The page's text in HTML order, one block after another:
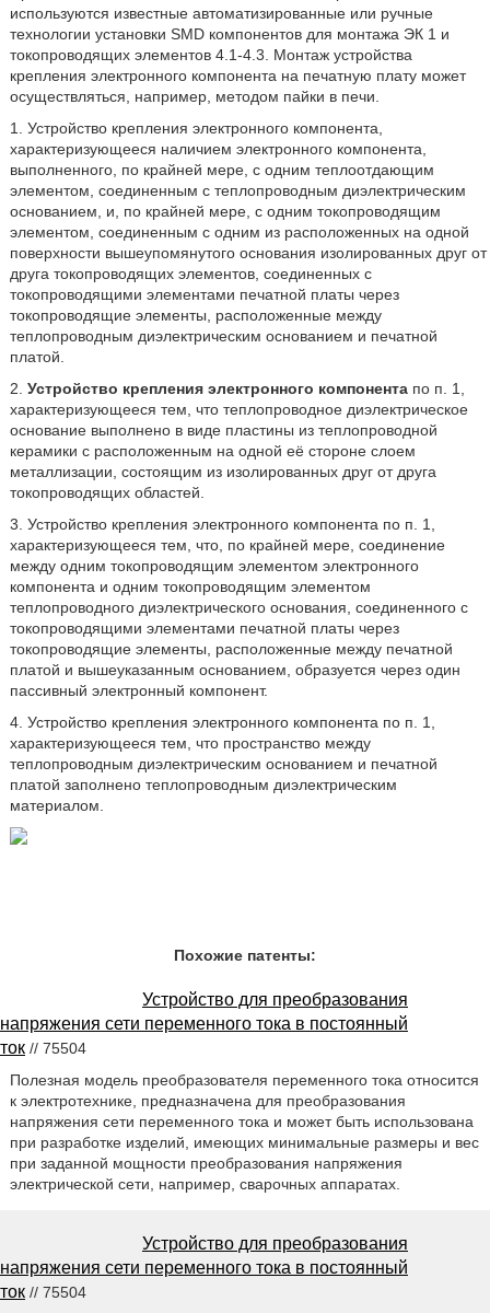
используются известные автоматизированные или ручные
технологии установки SMD компонентов для монтажа ЭК 1 и
токопроводящих элементов 4.1-4.3. Монтаж устройства
крепления электронного компонента на печатную плату может
осуществляться, например, методом пайки в печи.
1. Устройство крепления электронного компонента,
характеризующееся наличием электронного компонента,
выполненного, по крайней мере, с одним теплоотдающим
элементом, соединенным с теплопроводным диэлектрическим
основанием, и, по крайней мере, с одним токопроводящим
элементом, соединенным с одним из расположенных на одной
поверхности вышеупомянутого основания изолированных друг от
друга токопроводящих элементов, соединенных с
токопроводящими элементами печатной платы через
токопроводящие элементы, расположенные между
теплопроводным диэлектрическим основанием и печатной
платой.
2. Устройство крепления электронного компонентапо п. 1,
характеризующееся тем, что теплопроводное диэлектрическое
основание выполнено в виде пластины из теплопроводной
керамики с расположенным на одной её стороне слоем
металлизации, состоящим из изолированных друг от друга
токопроводящих областей.
3. Устройство крепления электронного компонента по п. 1,
характеризующееся тем, что, по крайней мере, соединение
между одним токопроводящим элементом электронного
компонента и одним токопроводящим элементом
теплопроводного диэлектрического основания, соединенного с
токопроводящими элементами печатной платы через
токопроводящие элементы, расположенные между печатной
платой и вышеуказанным основанием, образуется через один
пассивный электронный компонент.
4. Устройство крепления электронного компонента по п. 1,
характеризующееся тем, что пространство между
теплопроводным диэлектрическим основанием и печатной
платой заполнено теплопроводным диэлектрическим
материалом.
Похожие патенты:
Устройство для преобразования
напряжения сети переменного тока в постоянный
ток // 75504
Полезная модель преобразователя переменного тока относится
к электротехнике, предназначена для преобразования
напряжения сети переменного тока и может быть использована
при разработке изделий, имеющих минимальные размеры и вес
при заданной мощности преобразования напряжения
электрической сети, например, сварочных аппаратах.
Устройство для преобразования
напряжения сети переменного тока в постоянный
ток // 75504